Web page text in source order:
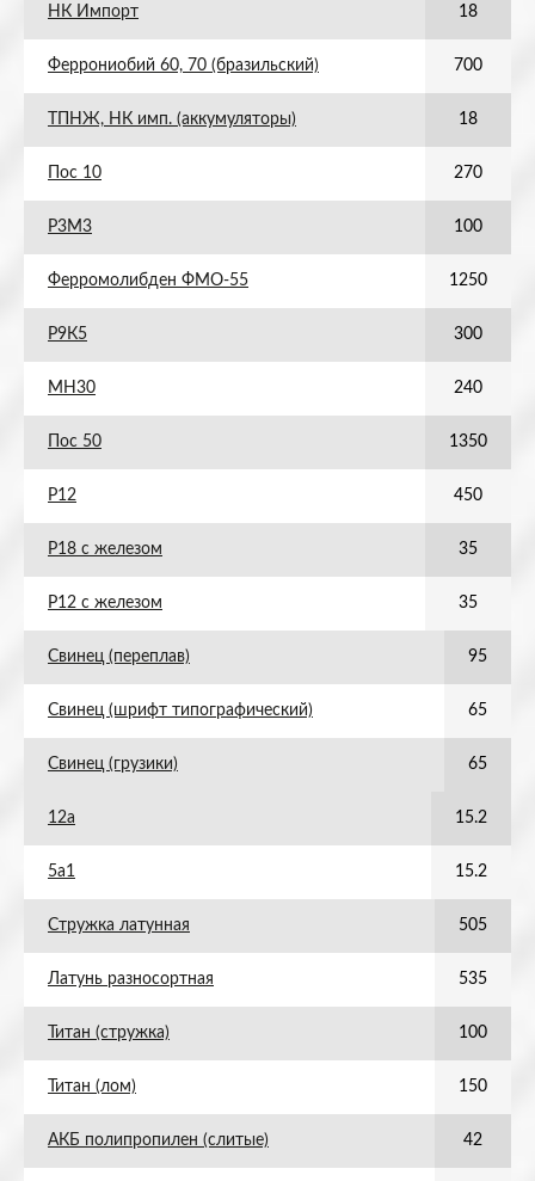
НК Импорт 18
Феррониобий 60, 70 (бразильский) 700
ТПНЖ, НК имп. (аккумуляторы) 18
Пос 10 270
Р3М3 100
Ферромолибден ФМО-55 1250
Р9К5 300
МН30 240
Пос 50 1350
Р12 450
Р18 с железом 35
Р12 с железом 35
Свинец (переплав) 95
Свинец (шрифт типографический) 65
Свинец (грузики) 65
12а 15.2
5а1 15.2
Стружка латунная 505
Латунь разносортная 535
Титан (стружка) 100
Титан (лом) 150
АКБ полипропилен (слитые) 42